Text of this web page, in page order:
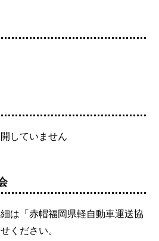
していません
は「赤帽福岡県軽自動車運送協
ください。